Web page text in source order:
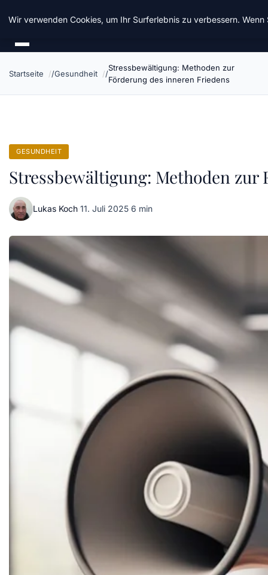
Chinavisum24
Startseite Gesundheit
Stressbewältigung: Methoden zur
Förderung des inneren Friedens
GESUNDHEIT
Stressbewältigung: Methoden
Lukas Koch·11. Juli 2025·6 min
Wir verwenden Cookies, um Ihr Surferlebnis zu verbessern.